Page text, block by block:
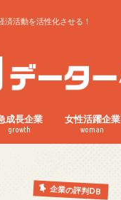
活動を活性化させる！
成長企業
growth
女性活躍企業
woman
企業の評判DB